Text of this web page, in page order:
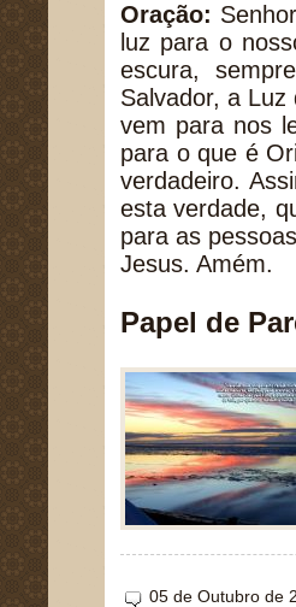
Oração:
luz para o
escura,
Salvador, a
vem para nos
para o que é
verdadeiro.
esta verdade,
para as
Jesus. Amém.
Papel de
05 de Outubro de